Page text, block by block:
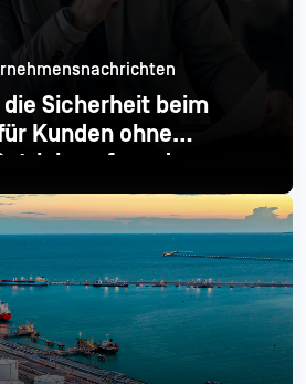
Sicherheit beim
Kunden ohne